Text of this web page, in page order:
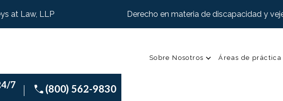
at Law, LLP Derecho en materia de discapacidad y
Sobre Nosotros Áreas de práctica
7 (800) 562-9830